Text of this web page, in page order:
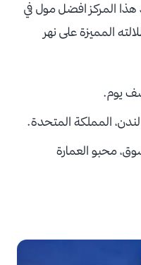
هذا المركز افضل مول في
المميزة على نهر
يوم.
المملكة المتحدة.
محبو العمارة